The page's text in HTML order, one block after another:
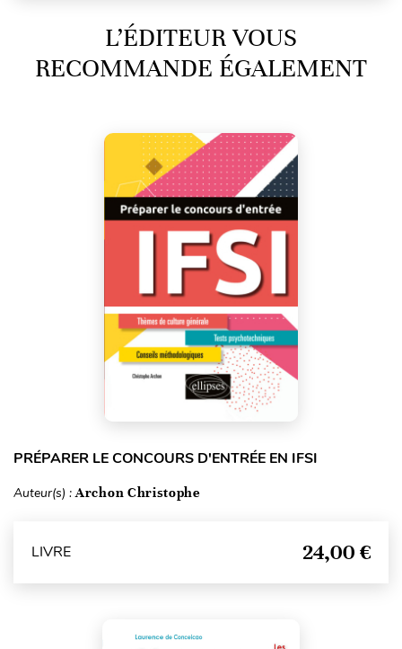
L’ÉDITEUR VOUS
RECOMMANDE ÉGALEMENT
PRÉPARER LE CONCOURS D'ENTRÉE EN IFSI
Auteur(s) :Archon Christophe
LIVRE 24,00 €